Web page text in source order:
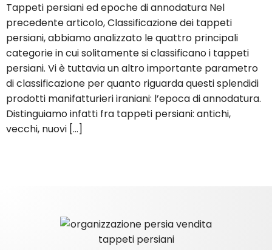
Tappeti persiani ed epoche di annodatura Nel
precedente articolo, Classificazione dei tappeti
persiani, abbiamo analizzato le quattro principali
categorie in cui solitamente si classificano i tappeti
persiani. Vi è tuttavia un altro importante parametro
di classificazione per quanto riguarda questi splendidi
prodotti manifatturieri iraniani: l’epoca di annodatura.
Distinguiamo infatti fra tappeti persiani: antichi,
vecchi, nuovi […]